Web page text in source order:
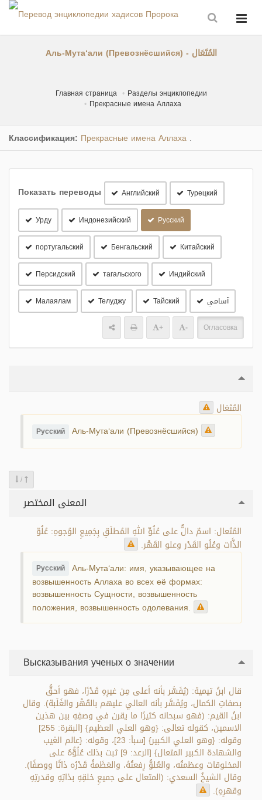
Аль-Мута‘али (Превознёсшийся) - المُتَعَال
Главная страница
Разделы энциклопедии
Прекрасные имена Аллаха
Классификация: Прекрасные имена Аллаха
Показать переводы Английский Турецкий
Урду Индонезийский Русский
португальский Бенгальский Китайский
Персидский тагальского Индийский
Малаялам Телуджу Тайский آسامي
+ - Огласовка
المُتَعَال
Русский Аль-Мута‘али (Превознёсшийся)
/
المعنى المختصر
المُتَعال: اسمٌ دالٌّ على عُلُوِّ اللهِ المُطلَقِ بِجَمِيعِ الوُجوهِ: عُلُوّ
الذَّات وعُلُو القَدْر وعلو القَهْر.
Русский Аль-Мута‘али: имя, указывающее на
возвышенность Аллаха во всех её формах:
возвышенность Сущности, возвышенность
положения, возвышенность одолевания.
Высказывания ученых о значении
قال ابنُ تيمية: (يُفَسَّر بأنه أعلى مِن غيرِهِ قَدْرًا، فهو أحقُّ
بصفاتِ الكمال، ويُفَسَّر بأنه العالي عليهم بالقَهْر والغَلَبة). وقال
ابنُ القيم: (فهو سبحانه كثيرًا ما يقرن في وصفِهِ بين هذين
الاسمين، كقوله تعالى: {وهو العلي العظيم} [البقرة: 255]
وقوله: {وهو العلي الكبير} [سبأ: 23]، وقوله: {عالم الغيب
والشهادة الكبير المتعال} [الرعد: 9] ثبت بذلك عُلُوُّهُ على
المخلوقات وعظمتُه، والعُلوُّ رِفعتُهُ، والعَظَمةُ قَدْرُه ذاتًا ووصفًا).
وقال الشيخُ السعدي: (المتعال على جميعِ خلقِهِ بذاتِهِ وقدرتِهِ
وقهرِهِ).